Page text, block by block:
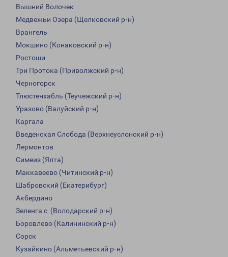
Вышний Волочек
Медвежьи Озера (Щелковский р-н)
Врангель
Мокшино (Конаковский р-н)
Ростоши
Три Протока (Приволжский р-н)
Черногорск
Тлюстенхабль (Теучежский р-н)
Уразово (Валуйский р-н)
Каргала
Введенская Слобода (Верхнеуслонский р-н)
Лермонтов
Симеиз (Ялта)
Маккавеево (Читинский р-н)
Шабровский (Екатерибург)
Акбердино
Зеленга с. (Володарский р-н)
Боровлево (Калининский р-н)
Сорск
Кузайкино (Альметьевский р-н)